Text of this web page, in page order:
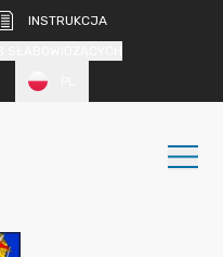
INSTRUKCJA